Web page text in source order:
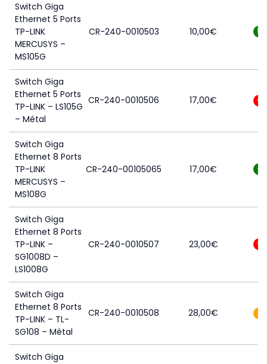
Switch Giga
Ethernet 5 Ports
TP-LINK
MERCUSYS –
MS105G
CR-240-0010503 10,00€ 17
Switch Giga
Ethernet 5 Ports
TP-LINK – LS105G
– Métal
CR-240-0010506 17,00€ 0
Switch Giga
Ethernet 8 Ports
TP-LINK
MERCUSYS –
MS108G
CR-240-00105065 17,00€ 6
Switch Giga
Ethernet 8 Ports
TP-LINK –
SG1008D –
LS1008G
CR-240-0010507 23,00€ 0
Switch Giga
Ethernet 8 Ports
TP-LINK – TL-
SG108 – Métal
CR-240-0010508 28,00€ 3
Switch Giga